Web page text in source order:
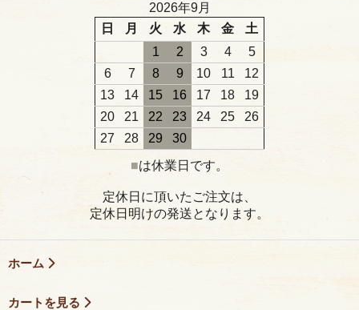
2026年9月
日
月 火 水 木 金
土
1
2 3 4
5
6
7 8 9 10 11
12
13
14 15 16 17 18
19
20
21 22 23 24 25
26
27
28 29
30
■は休業日です。
定休日に頂いたご注文は、
定休日明けの発送となります。
ホーム
カートを見る